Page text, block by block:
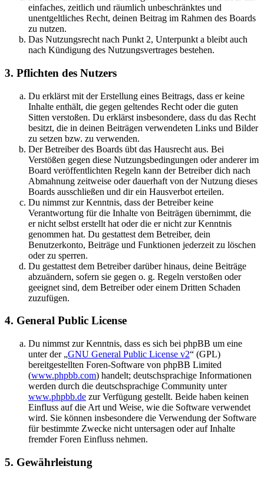
einfaches, zeitlich und räumlich unbeschränktes und
unentgeltliches Recht, deinen Beitrag im Rahmen des Boards
zu nutzen.
Das Nutzungsrecht nach Punkt 2, Unterpunkt a bleibt auch
nach Kündigung des Nutzungsvertrages bestehen.
3. Pflichten des Nutzers
Du erklärst mit der Erstellung eines Beitrags, dass er keine
Inhalte enthält, die gegen geltendes Recht oder die guten
Sitten verstoßen. Du erklärst insbesondere, dass du das Recht
besitzt, die in deinen Beiträgen verwendeten Links und Bilder
zu setzen bzw. zu verwenden.
Der Betreiber des Boards übt das Hausrecht aus. Bei
Verstößen gegen diese Nutzungsbedingungen oder anderer im
Board veröffentlichten Regeln kann der Betreiber dich nach
Abmahnung zeitweise oder dauerhaft von der Nutzung dieses
Boards ausschließen und dir ein Hausverbot erteilen.
Du nimmst zur Kenntnis, dass der Betreiber keine
Verantwortung für die Inhalte von Beiträgen übernimmt, die
er nicht selbst erstellt hat oder die er nicht zur Kenntnis
genommen hat. Du gestattest dem Betreiber, dein
Benutzerkonto, Beiträge und Funktionen jederzeit zu löschen
oder zu sperren.
Du gestattest dem Betreiber darüber hinaus, deine Beiträge
abzuändern, sofern sie gegen o. g. Regeln verstoßen oder
geeignet sind, dem Betreiber oder einem Dritten Schaden
zuzufügen.
4. General Public License
Du nimmst zur Kenntnis, dass es sich bei phpBB um eine
unter der „GNU General Public License v2“ (GPL)
bereitgestellten Foren-Software von phpBB Limited
(www.phpbb.com) handelt; deutschsprachige Informationen
werden durch die deutschsprachige Community unter
www.phpbb.de zur Verfügung gestellt. Beide haben keinen
Einfluss auf die Art und Weise, wie die Software verwendet
wird. Sie können insbesondere die Verwendung der Software
für bestimmte Zwecke nicht untersagen oder auf Inhalte
fremder Foren Einfluss nehmen.
5. Gewährleistung